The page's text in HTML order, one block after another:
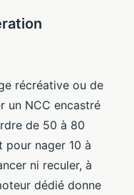
récréative ou de
un NCC encastré
de 50 à 80
pour nager 10 à
ni reculer, à
dédié donne